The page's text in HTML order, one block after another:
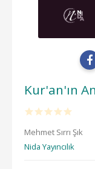
Kur'an'ın
Mehmet Sırrı Şık
Nida Yayıncılık